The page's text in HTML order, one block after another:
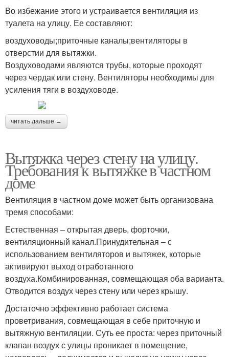
Во избежание этого и устраивается вентиляция из
туалета на улицу. Ее составляют:
воздуховоды;приточные каналы;вентиляторы в
отверстии для вытяжки.
Воздуховодами являются трубы, которые проходят
через чердак или стену. Вентиляторы необходимы для
усиления тяги в воздуховоде.
читать дальше →
Вытяжка через стену на улицу.
Требования к вытяжке в частном
доме
Вентиляция в частном доме может быть организована
тремя способами:
Естественная – открытая дверь, форточки,
вентиляционный канал.Принудительная – с
использованием вентиляторов и вытяжек, которые
активируют выход отработанного
воздуха.Комбинированная, совмещающая оба варианта.
Отводится воздух через стену или через крышу.
Достаточно эффективно работает система
проветривания, совмещающая в себе приточную и
вытяжную вентиляции. Суть ее проста: через приточный
клапан воздух с улицы проникает в помещение,